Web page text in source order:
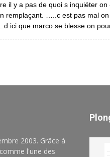
il y a pas de quoi s inquiéter
remplaçant. …..c est pas mal
ici que marco se blesse on
2003. Grâce à
l'une des